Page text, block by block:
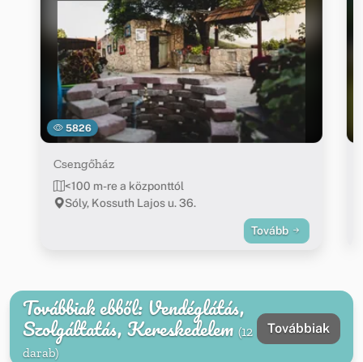
5826
Csengőház
<100 m-re a központtól
Sóly, Kossuth Lajos u. 36.
Tovább
Továbbiak ebből: Vendéglátás,
Szolgáltatás, Kereskedelem (12
darab)
Továbbiak